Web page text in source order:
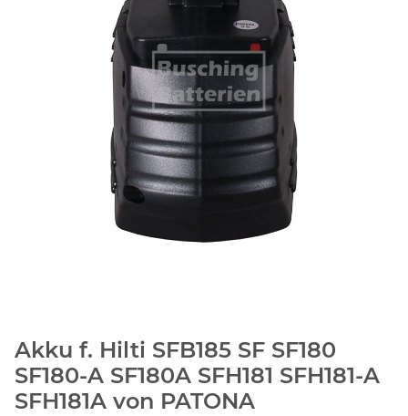
Akku f. Hilti SFB185 SF SF180
SF180-A SF180A SFH181 SFH181-A
SFH181A von PATONA